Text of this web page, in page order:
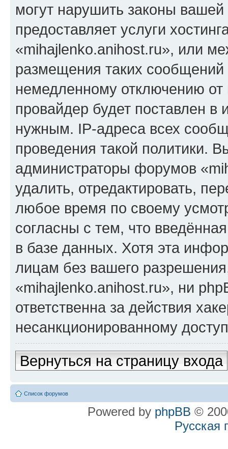
могут нарушить законы
предоставляет услуги
«mihajlenko.anihost.ru», или
размещения таких
немедленному отключению
провайдер будет поставлен в
нужным. IP-адреса всех
проведения такой политики.
администраторы форумов
удалить, отредактировать,
любое время по своему
согласны с тем, что
в базе данных. Хотя эта
лицам без вашего
«mihajlenko.anihost.ru», ни
ответственна за действия
несанкционированному
Вернуться на страницу входа
Список форумов
Powered by phpBB ©
Русская